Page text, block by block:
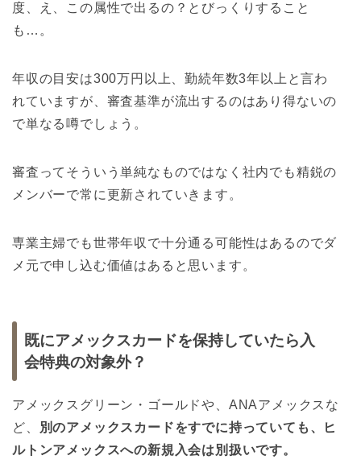
度、え、この属性で出るの？とびっくりすること
も…。
年収の目安は300万円以上、勤続年数3年以上と言わ
れていますが、審査基準が流出するのはあり得ないの
で単なる噂でしょう。
審査ってそういう単純なものではなく社内でも精鋭の
メンバーで常に更新されていきます。
専業主婦でも世帯年収で十分通る可能性はあるのでダ
メ元で申し込む価値はあると思います。
既にアメックスカードを保持していたら入
会特典の対象外？
アメックスグリーン・ゴールドや、ANAアメックスな
ど、
別のアメックスカードをすでに持っていても、ヒ
ルトンアメックスへの新規入会は別扱いです。